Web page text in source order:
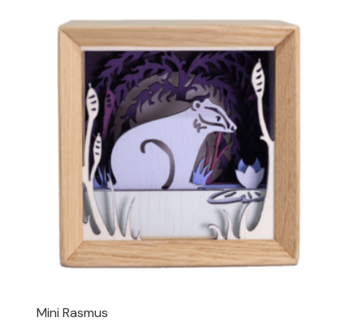
Mini Rasmus